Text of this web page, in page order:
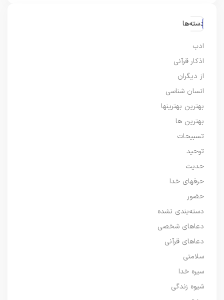
دسته‌ها
ادب
اذکار قرآنی
از دیگران
انسان شناسی
بهترین بهترینها
بهترین ها
تسبیحات
توحید
حدیث
حرفهای خدا
حضور
دسته‌بندی نشده
دعاهای شخصی
دعاهای قرآنی
سلامتی
سیره خدا
شیوه زندگی